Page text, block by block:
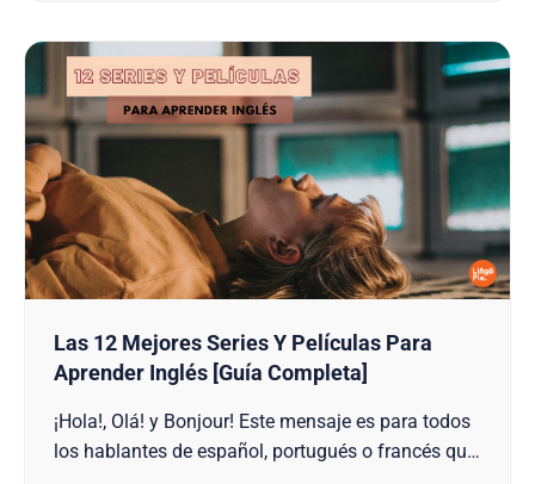
Las 12 Mejores Series Y Películas Para
Aprender Inglés [Guía Completa]
¡Hola!, Olá! y Bonjour! Este mensaje es para todos
los hablantes de español, portugués o francés que